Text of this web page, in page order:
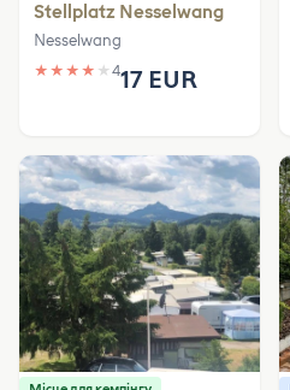
Stellplatz Nesselwang
Nesselwang
★ ★ ★ ★ ★ 417 EUR